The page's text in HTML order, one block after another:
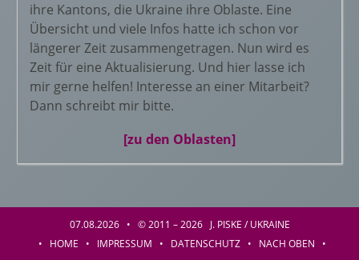
ihre Kantons, die Ukraine ihre Oblaste. Eine
Übersicht und viele Infos hatte ich schon vor
längerer Zeit zusammengetragen. Nun wird es
Zeit für eine Aktualisierung. Und hier lasse ich
mir gerne helfen! Interesse an einer Mitarbeit?
Dann schreibt mir bitte.
[zu den Oblasten]
07.08.2026 • © 2011 – 2026 J. PISKE / UKRAINE
• HOME • IMPRESSUM • DATENSCHUTZ• NACH OBEN •